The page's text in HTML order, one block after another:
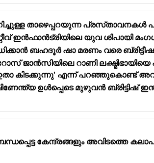
(Sepoy Mutiny) എന്നും,നാഷണൽ
വ്യവസ്ഥയ്‌ക്കെതിരെ പ്രക്ഷോഭം
സമരത്തിന് തുടക്കം കുറിക്കുകയും
താഴെപ്പറയുന്ന
ഇൻഫാൻട്രിയിലെ യുവ ശിപായി
ബഹദൂർ ഷാ മരണം വരെ
ജാൻസിയിലെ റാണി
കിടക്കുന്നു' എന്ന് പറഞ്ഞുകൊണ്ട്
ഉൾപ്പെടെ മുഴുവൻ ബ്രിട്ടിഷ്
കേന്ദ്രങ്ങളും അവിടത്തെ